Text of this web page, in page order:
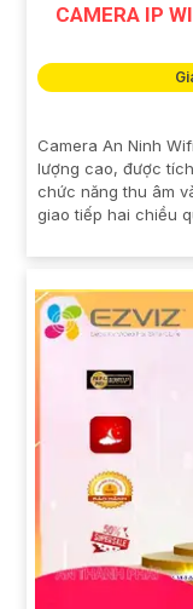
CAMERA IP
Camera An Ninh
lượng cao, được
chức năng thu âm
giao tiếp hai chiều